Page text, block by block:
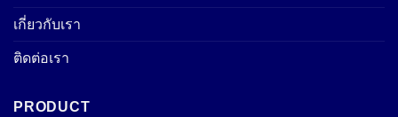
เกี่ยวกับเรา
ติดต่อเรา
PRODUCT